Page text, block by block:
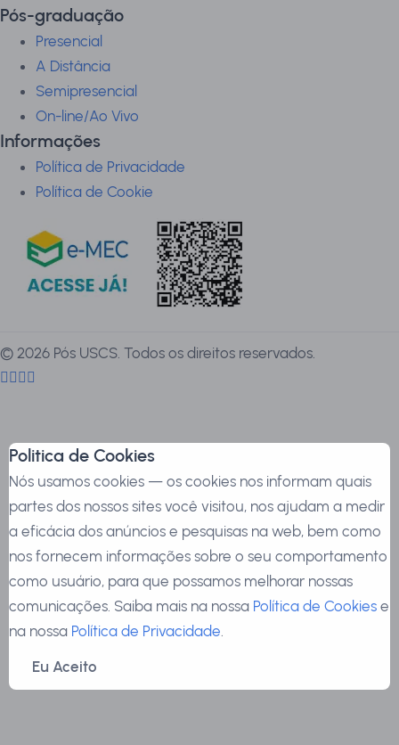
Pós-graduação
Presencial
A Distância
Semipresencial
On-line/Ao Vivo
Informações
Política de Privacidade
Política de Cookie
© 2026 Pós USCS. Todos os direitos reservados.
Politica de Cookies
Nós usamos cookies — os cookies nos informam quais
partes dos nossos sites você visitou, nos ajudam a medir
a eficácia dos anúncios e pesquisas na web, bem como
nos fornecem informações sobre o seu comportamento
como usuário, para que possamos melhorar nossas
comunicações. Saiba mais na nossa Política de Cookies e
na nossa Política de Privacidade
Eu Aceito